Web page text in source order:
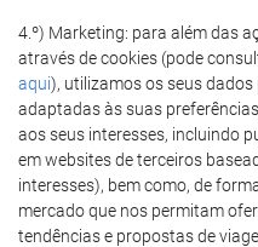
4.º) Marketing: para além das
através de cookies (pode
aqui), utilizamos os seus
adaptadas às suas
aos seus interesses, incluindo
em websites de terceiros
interesses), bem como, de
mercado que nos permitam
tendências e propostas de